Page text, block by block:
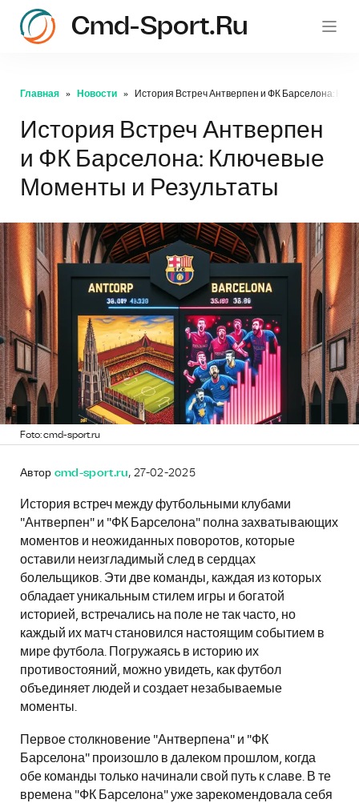
Cmd-Sport.ru
Главная Новости История Встреч Антверпен и ФК Барселона:
История Встреч Антверпен
и ФК Барселона: Ключевые
Моменты и Результаты
Foto: cmd-sport.ru
Автор cmd-sport.ru, 27-02-2025
История встреч между футбольными клубами
"Антверпен" и "ФК Барселона" полна захватывающих
моментов и неожиданных поворотов, которые
оставили неизгладимый след в сердцах
болельщиков. Эти две команды, каждая из которых
обладает уникальным стилем игры и богатой
историей, встречались на поле не так часто, но
каждый их матч становился настоящим событием в
мире футбола. Погружаясь в историю их
противостояний, можно увидеть, как футбол
объединяет людей и создает незабываемые
моменты.
Первое столкновение "Антверпена" и "ФК
Барселона" произошло в далеком прошлом, когда
обе команды только начинали свой путь к славе. В те
времена "ФК Барселона" уже зарекомендовала себя